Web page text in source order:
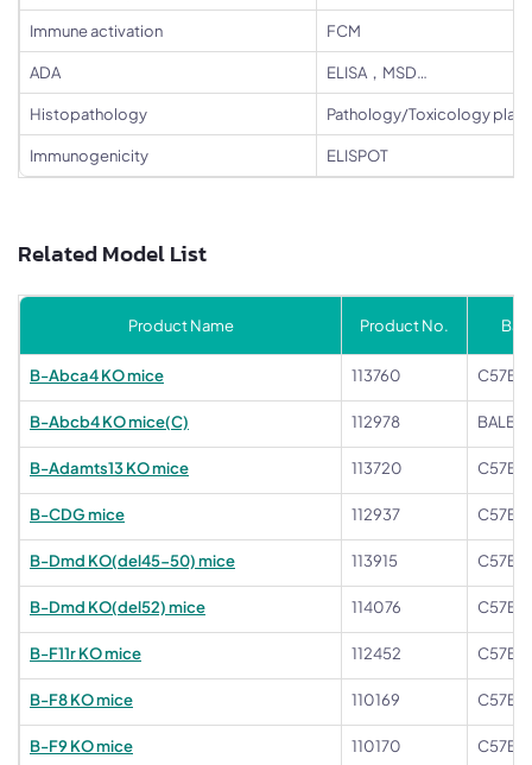
Immune activation FCM
ADA ELISA，MSD…
Histopathology Pathology/Toxicology
Immunogenicity ELISPOT
Related Model List
Product Name Product No.
B-Abca4 KO mice 113760
B-Abcb4 KO mice(C) 112978 BALB/
B-Adamts13 KO mice 113720
B-CDG mice 112937
B-Dmd KO(del45-50) mice 113915
B-Dmd KO(del52) mice 114076
B-F11r KO mice 112452
B-F8 KO mice 110169
B-F9 KO mice 110170